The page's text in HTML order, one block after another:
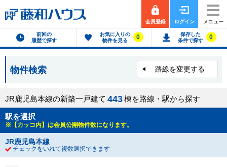
会員登録 ログイン メニュー
前回の
履歴で探す
お気に入りの
物件を見る
0
保存した
条件で探す
0
物件検索 路線を変更する
JR鹿児島本線の新築一戸建て 443棟を路線・駅から探す
駅を選択
※【カッコ内】は会員公開物件数になります。
JR鹿児島本線
チェックをいれて複数選択できます